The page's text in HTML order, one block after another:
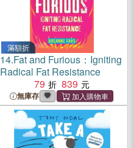
滿額折
14.Fat and Furious：Igniting
Radical Fat Resistance
79
839
無庫存